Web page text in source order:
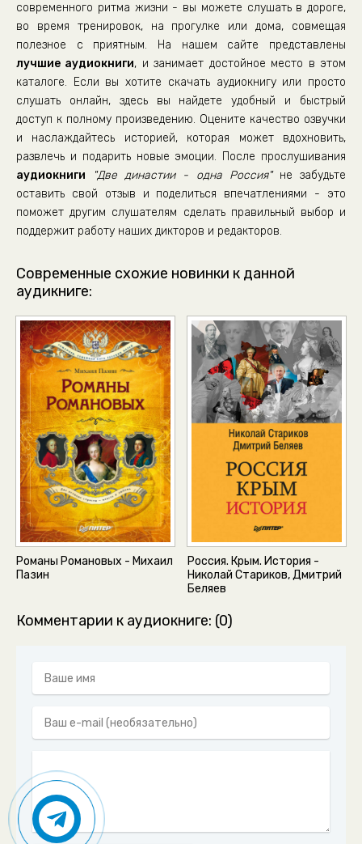
современного ритма жизни - вы можете слушать в дороге,
во время тренировок, на прогулке или дома, совмещая
полезное с приятным. На нашем сайте представлены
лучшие аудиокниги, и занимает достойное место в этом
каталоге. Если вы хотите скачать аудиокнигу или просто
слушать онлайн, здесь вы найдете удобный и быстрый
доступ к полному произведению. Оцените качество озвучки
и наслаждайтесь историей, которая может вдохновить,
развлечь и подарить новые эмоции. После прослушивания
аудиокниги
"Две династии - одна Россия"не забудьте
оставить свой отзыв и поделиться впечатлениями - это
поможет другим слушателям сделать правильный выбор и
поддержит работу наших дикторов и редакторов.
Современные схожие новинки к данной
аудикниге:
Романы Романовых - Михаил
Пазин
Россия. Крым. История -
Николай Стариков, Дмитрий
Беляев
Комментарии к аудиокниге: (0)